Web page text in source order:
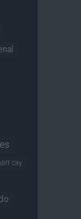
City